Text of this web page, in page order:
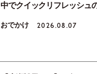
中でクイックリフレッシュ
おでかけ 2026.08.07